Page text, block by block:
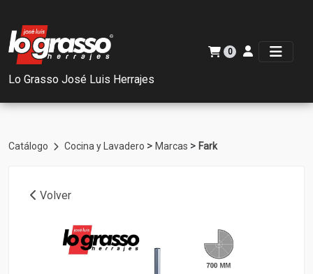
Lo Grasso José Luis Herrajes
0
Catálogo Cocina y Lavadero > Marcas > Fark
Volver